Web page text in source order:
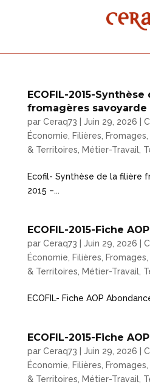
ECOFIL-2015-
fromagères savoyarde
par Ceraq73 Juin 29, 2026
Économie
Filières Fromages
& Territoires
Métier-Travail,
Ecofil- Synthèse de la filière
2015 –...
ECOFIL-2015-Fiche
par Ceraq73 Juin 29, 2026
Économie
Filières Fromages
& Territoires
Métier-Travail,
ECOFIL- Fiche AOP
ECOFIL-2015-Fiche
par Ceraq73 Juin 29, 2026
Économie
Filières Fromages
& Territoires
Métier-Travail,